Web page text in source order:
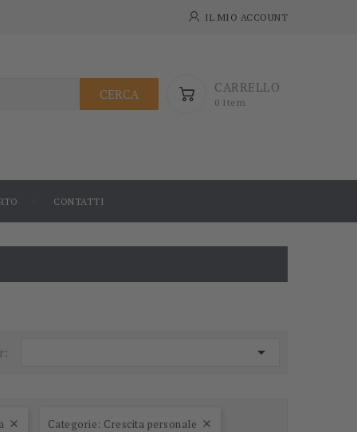
IL MIO ACCOUNT
CARRELLO
0 Item
CERCA
CONTATTI

 Categorie: Crescita personale 